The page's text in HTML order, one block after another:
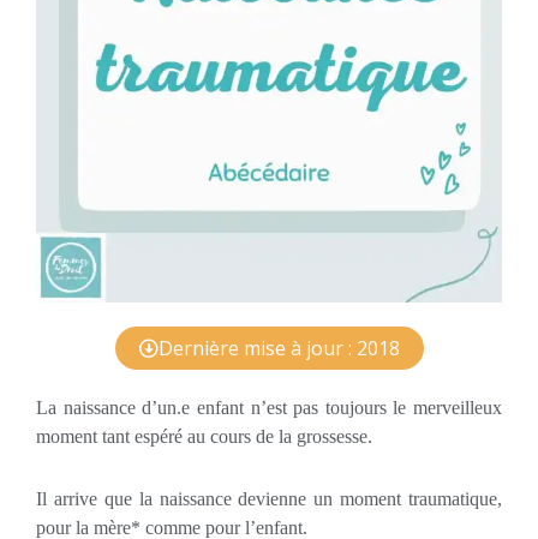
Dernière mise à jour : 2018
La naissance d’un.e enfant n’est pas toujours le merveilleux
moment tant espéré au cours de la grossesse.
Il arrive que la naissance devienne un moment traumatique,
pour la mère* comme pour l’enfant.